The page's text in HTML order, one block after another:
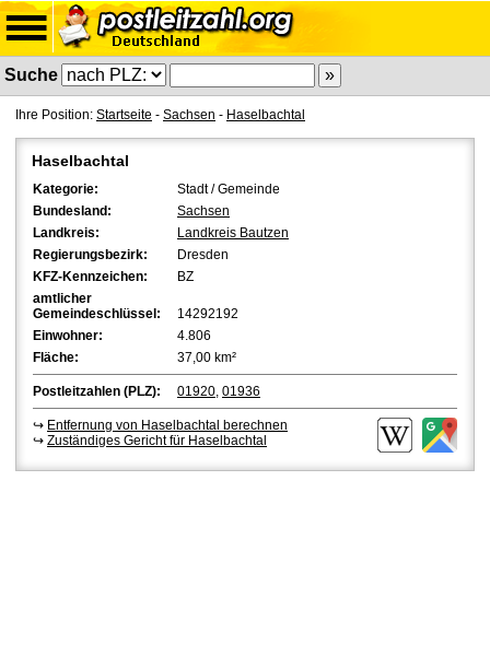
Suche
Ihre Position: Startseite - Sachsen - Haselbachtal
Haselbachtal
Kategorie:
Stadt / Gemeinde
Bundesland:
Sachsen
Landkreis:
Landkreis Bautzen
Regierungsbezirk:
Dresden
KFZ-Kennzeichen:
BZ
amtlicher
Gemeindeschlüssel:
14292192
Einwohner:
4.806
Fläche:
37,00 km²
Postleitzahlen (PLZ): 01920, 01936
↪ Entfernung von Haselbachtal berechnen
↪ Zuständiges Gericht für Haselbachtal